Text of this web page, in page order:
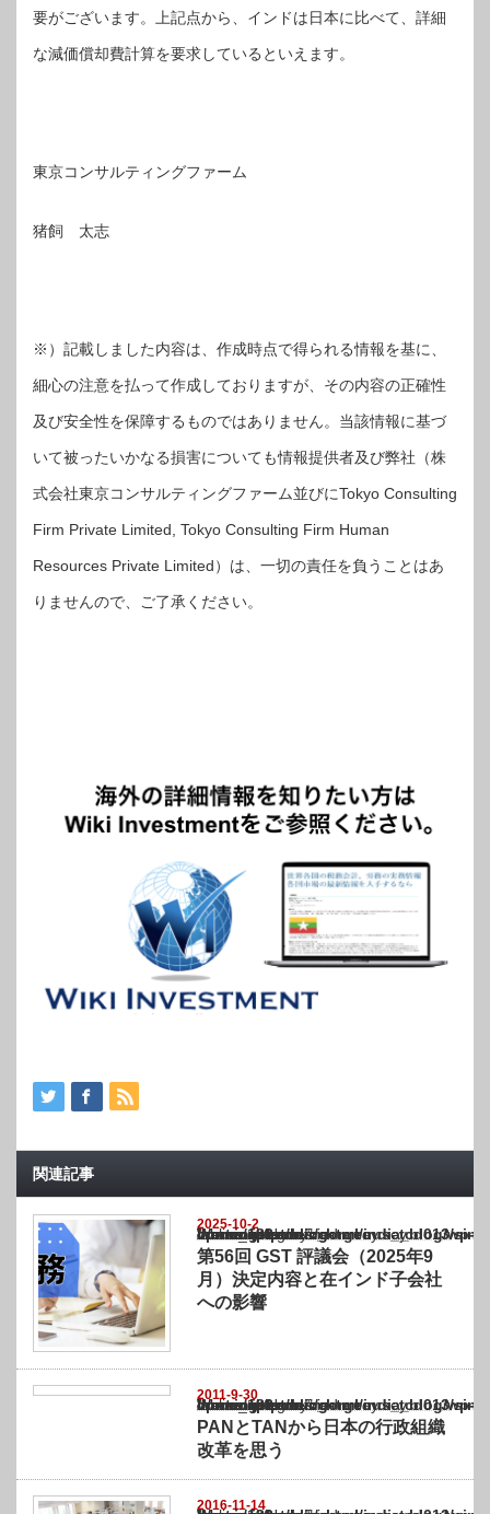
要がございます。上記点から、インドは日本に比べて、詳細
な減価償却費計算を要求しているといえます。
東京コンサルティングファーム
猪飼 太志
※）記載しました内容は、作成時点で得られる情報を基に、
細心の注意を払って作成しておりますが、その内容の正確性
及び安全性を保障するものではありません。当該情報に基づ
いて被ったいかなる損害についても情報提供者及び弊社（株
式会社東京コンサルティングファーム並びにTokyo Consulting
Firm Private Limited, Tokyo Consulting Firm Human
Resources Private Limited）は、一切の責任を負うことはあ
りませんので、ご了承ください。
関連記事
2025-10-2
Warning
: Undefined array key "show_category" in
/home/netst/kuno-cpa.co.jp/public_html/india_blog/wp-content/themes/
on line183
第56回 GST 評議会（2025年9
月）決定内容と在インド子会社
への影響
2011-9-30
Warning
: Undefined array key "show_category" in
/home/netst/kuno-cpa.co.jp/public_html/india_blog/wp-content/themes/
on line183
PANとTANから日本の行政組織
改革を思う
2016-11-14